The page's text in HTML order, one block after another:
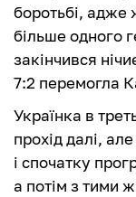
боротьбі, адже
більше одного
закінчився
7:2 перемогла
Українка в
прохід далі,
і спочатку
а потім з тими